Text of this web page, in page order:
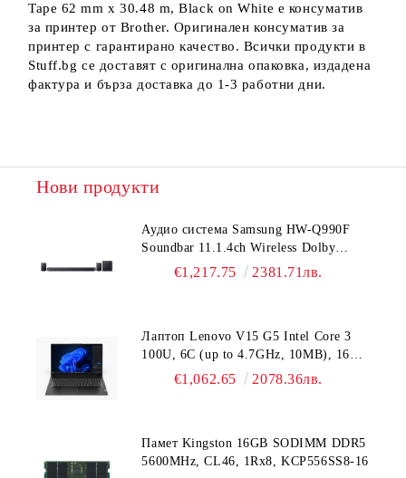
Tape 62 mm x 30.48 m, Black on White е консуматив
за принтер от Brother. Оригинален консуматив за
принтер с гарантирано качество. Всички продукти в
Stuff.bg се доставят с оригинална опаковка, издадена
фактура и бърза доставка до 1-3 работни дни.
Нови продукти
Аудио система Samsung HW-Q990F
Soundbar 11.1.4ch Wireless Dolby
Atmos Model 2025 Black
€1,217.75 2381.71лв.
Лаптоп Lenovo V15 G5 Intel Core 3
100U, 6C (up to 4.7GHz, 10MB), 16GB
DDR5-5200, 512GB SSD, 15.6" FHD
€1,062.65 2078.36лв.
Памет Kingston 16GB SODIMM DDR5
5600MHz, CL46, 1Rx8, KCP556SS8-16